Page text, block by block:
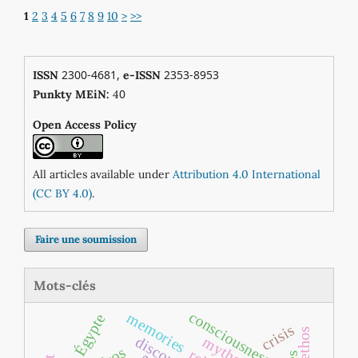
1 2 3 4 5 6 7 8 9 10 > >>
ISSN2300-4681, e-ISSN2353-8953
Punkty MEiN: 40
Open Access Policy
All articles available under Attribution 4.0 International
(CC BY 4.0).
Faire une soumission
Mots-clés
Égypte consciousness
memories crisisethos